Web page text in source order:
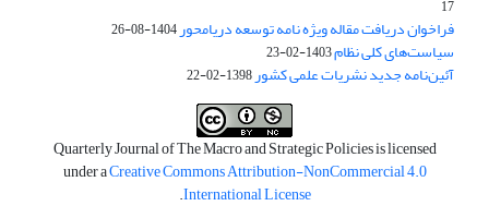
17
فراخوان دریافت مقاله ویژه نامه توسعه دریامحور1404-08-26
سیاست‌های کلی نظام1403-02-23
آئین‌نامه جدید نشریات علمی کشور1398-02-22
Quarterly Journal of The Macro and Strategic Policies is licensed
under aCreative Commons Attribution-NonCommercial 4.0
International License
.